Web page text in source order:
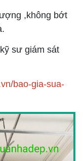
,không bớt
sư giám sát
bao-gia-sua-